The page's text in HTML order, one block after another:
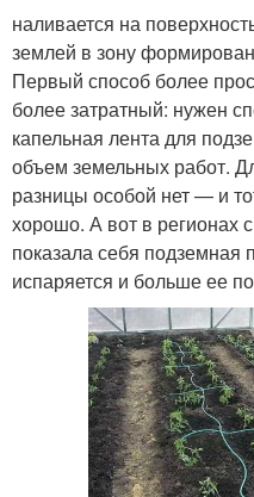
наливается на
землей в зону
Первый способ более
более затратный: нужен
капельная лента для
объем земельных работ.
разницы особой нет — и
хорошо. А вот в регионах
показала себя
испаряется и больше ее